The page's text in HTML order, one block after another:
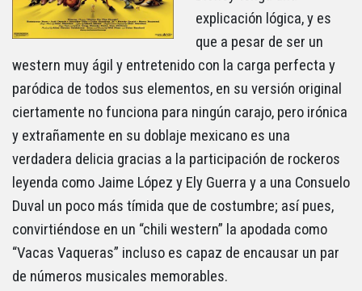
explicación lógica, y es
que a pesar de ser un
western muy ágil y entretenido con la carga perfecta y
paródica de todos sus elementos, en su versión original
ciertamente no funciona para ningún carajo, pero irónica
y extrañamente en su doblaje mexicano es una
verdadera delicia gracias a la participación de rockeros
leyenda como Jaime López y Ely Guerra y a una Consuelo
Duval un poco más tímida que de costumbre; así pues,
convirtiéndose en un “chili western” la apodada como
“Vacas Vaqueras” incluso es capaz de encausar un par
de números musicales memorables.